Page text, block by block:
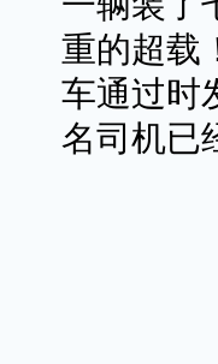
重的超载
车通过时
名司机已